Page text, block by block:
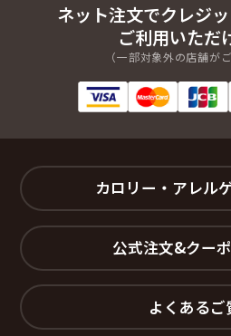
ネット注文でクレジ
ご利用いただ
（一部対象外の店舗が
カロリー・アレル
公式注文&クー
よくあるご